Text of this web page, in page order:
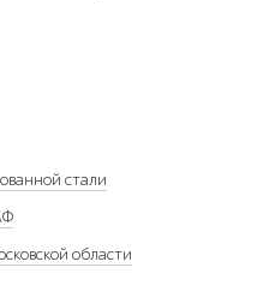
стали
области